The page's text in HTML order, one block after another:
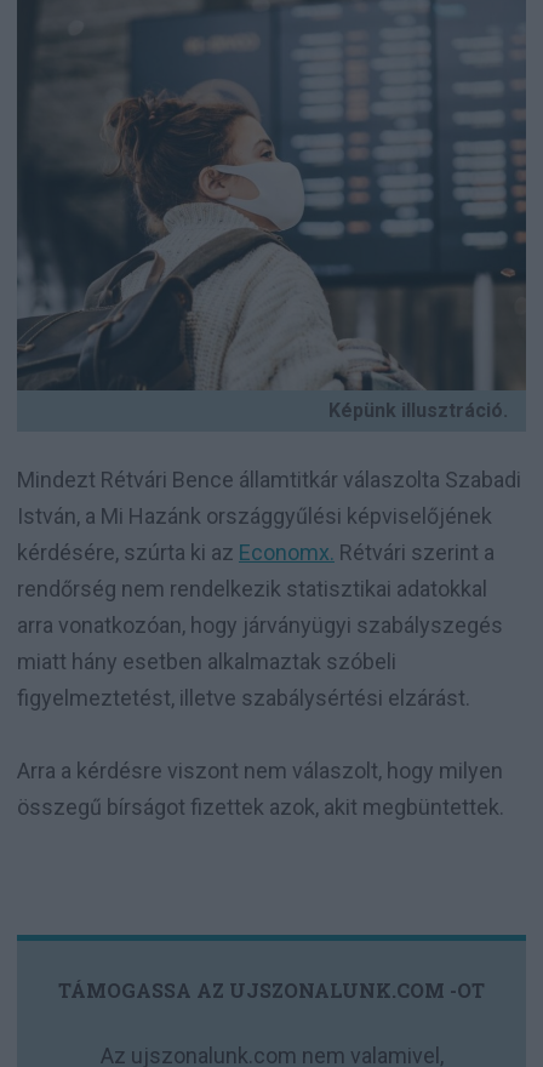
Képünk illusztráció.
Mindezt Rétvári Bence államtitkár válaszolta Szabadi
István, a Mi Hazánk országgyűlési képviselőjének
kérdésére, szúrta ki az Economx. Rétvári szerint a
rendőrség nem rendelkezik statisztikai adatokkal
arra vonatkozóan, hogy járványügyi szabályszegés
miatt hány esetben alkalmaztak szóbeli
figyelmeztetést, illetve szabálysértési elzárást.
Arra a kérdésre viszont nem válaszolt, hogy milyen
összegű bírságot fizettek azok, akit megbüntettek.
TÁMOGASSA AZ UJSZONALUNK.COM -OT
Az ujszonalunk.com nem valamivel,